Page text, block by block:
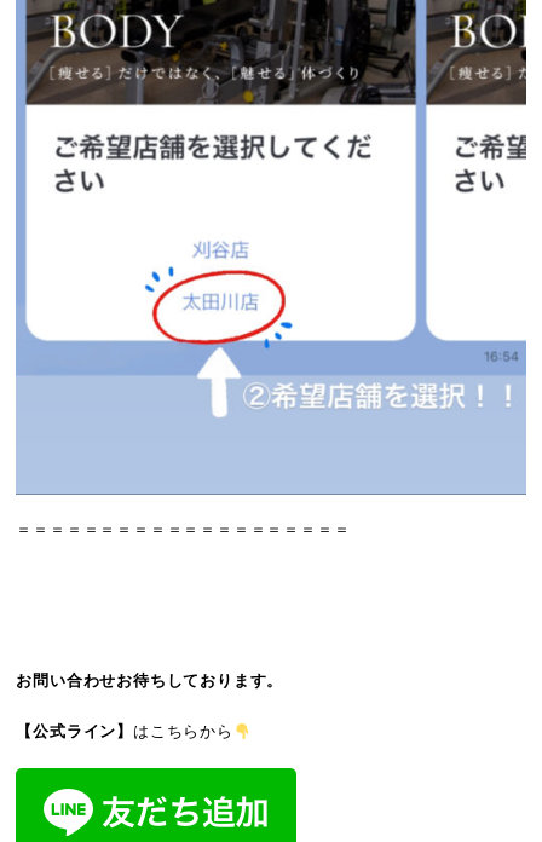
＝＝＝＝＝＝＝＝＝＝＝＝＝＝＝＝＝＝＝＝
お問い合わせお待ちしております。
【公式ライン】 はこちらから